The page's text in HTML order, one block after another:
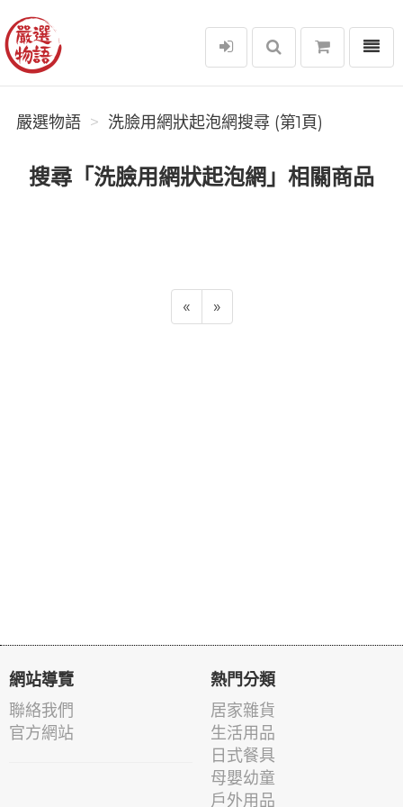
嚴選物語
選單
嚴選物語 洗臉用網狀起泡網搜尋 (第1頁)
搜尋「洗臉用網狀起泡網」相關商品
« »
網站導覽
聯絡我們
官方網站
熱門分類
居家雜貨
生活用品
日式餐具
母嬰幼童
戶外用品